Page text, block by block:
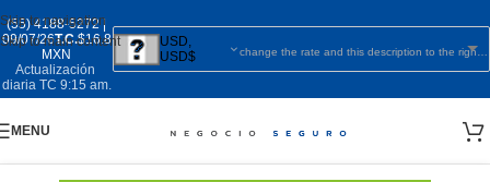
Skip to navigation
Skip to main content
(55) 4188-5272|
09/07/26T.C.$16.8
MXN
Actualización
diaria TC 9:15 am.
USD,
USD$
MENU